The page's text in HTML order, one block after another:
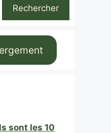
Rechercher
sont les 10